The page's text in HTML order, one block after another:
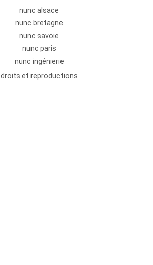
nunc alsace
nunc bretagne
nunc savoie
nunc paris
nunc ingénierie
droits et reproductions